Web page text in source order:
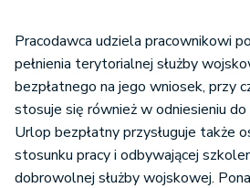
Pracodawca udziela pracownikowi
pełnienia terytorialnej służby
bezpłatnego na jego wniosek, przy
stosuje się również w odniesieniu do
Urlop bezpłatny przysługuje także
stosunku pracy i odbywającej
dobrowolnej służby wojskowej.